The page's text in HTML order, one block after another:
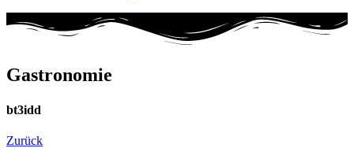
Gastronomie
bt3idd
Zurück